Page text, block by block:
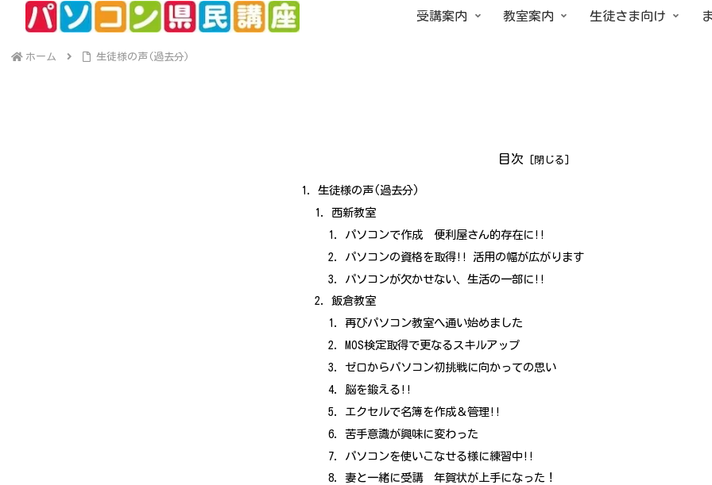
受講案内 教室案内 生徒さま向け
ホーム 生徒様の声(過去分)
目次
生徒様の声(過去分)
西新教室
パソコンで作成 便利屋さん的存在に!!
パソコンの資格を取得!! 活用の幅が広がります
パソコンが欠かせない、生活の一部に!!
飯倉教室
再びパソコン教室へ通い始めました
MOS検定取得で更なるスキルアップ
ゼロからパソコン初挑戦に向かっての思い
脳を鍛える!!
エクセルで名簿を作成＆管理!!
苦手意識が興味に変わった
パソコンを使いこなせる様に練習中!!
妻と一緒に受講 年賀状が上手になった！